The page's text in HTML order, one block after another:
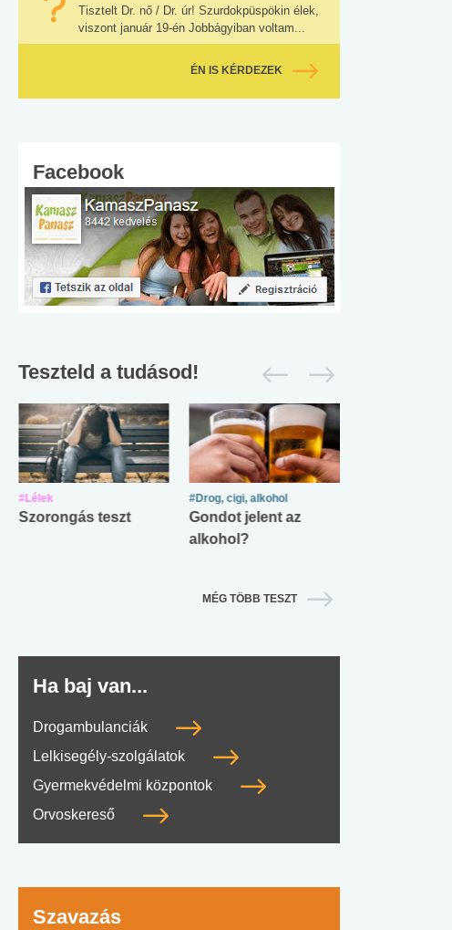
Tisztelt Dr. nő / Dr. úr! Szurdokpüspökin élek,
viszont január 19-én Jobbágyiban voltam...
ÉN IS KÉRDEZEK
Facebook
Teszteld a tudásod!
#Lélek
Szorongás teszt
#Drog, cigi, alkohol
Gondot jelent az
alkohol?
MÉG TÖBB TESZT
Ha baj van...
Drogambulanciák
Lelkisegély-szolgálatok
Gyermekvédelmi központok
Orvoskereső
Szavazás